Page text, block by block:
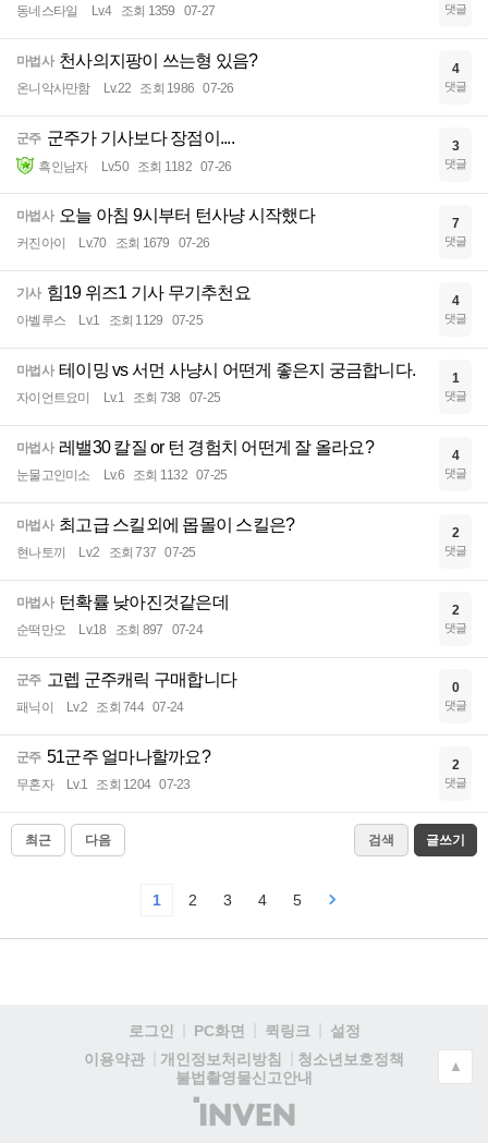
동네스타일 Lv.4 조회 1359 07-27 댓글
마법사 천사의지팡이 쓰는형 있음?
온니악사만함 Lv.22 조회 1986 07-26
4
댓글
군주 군주가 기사보다 장점이....
흑인남자 Lv.50 조회 1182 07-26
3
댓글
마법사 오늘 아침 9시부터 턴사냥 시작했다
커진아이 Lv.70 조회 1679 07-26
7
댓글
기사 힘19 위즈1 기사 무기추천요
아벨루스 Lv.1 조회 1129 07-25
4
댓글
마법사 테이밍 vs 서먼 사냥시 어떤게 좋은지 궁금합니다.
자이언트요미 Lv.1 조회 738 07-25
1
댓글
마법사 레밸30 칼질 or 턴 경험치 어떤게 잘 올라요?
눈물고인미소 Lv.6 조회 1132 07-25
4
댓글
마법사 최고급 스킬외에 몹몰이 스킬은?
현나토끼 Lv.2 조회 737 07-25
2
댓글
마법사 턴확률 낮아진것같은데
순떡만오 Lv.18 조회 897 07-24
2
댓글
군주 고렙 군주캐릭 구매합니다
패닉이 Lv.2 조회 744 07-24
0
댓글
군주 51군주 얼마나할까요?
무혼자 Lv.1 조회 1204 07-23
2
댓글
최근 다음 검색 글쓰기
1 2 3 4 5
로그인 PC화면 퀵링크
설정
이용약관
개인정보처리방침
청소년보호정책
불법촬영물신고안내
(주)
인
▲